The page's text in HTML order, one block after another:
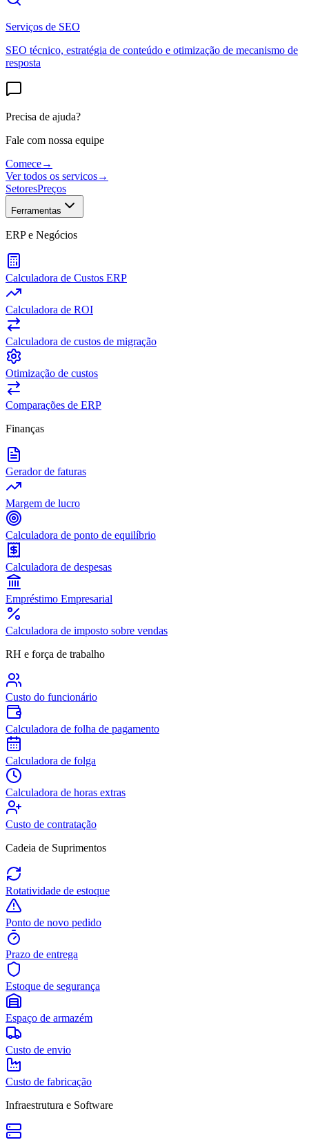
Serviços de SEO
SEO técnico, estratégia de conteúdo e otimização de mecanismo de
resposta
Precisa de ajuda?
Fale com nossa equipe
Comece→
Ver todos os servicos→
SetoresPreços
Ferramentas
ERP e Negócios
Calculadora de Custos ERP
Calculadora de ROI
Calculadora de custos de migração
Otimização de custos
Comparações de ERP
Finanças
Gerador de faturas
Margem de lucro
Calculadora de ponto de equilíbrio
Calculadora de despesas
Empréstimo Empresarial
Calculadora de imposto sobre vendas
RH e força de trabalho
Custo do funcionário
Calculadora de folha de pagamento
Calculadora de folga
Calculadora de horas extras
Custo de contratação
Cadeia de Suprimentos
Rotatividade de estoque
Ponto de novo pedido
Prazo de entrega
Estoque de segurança
Espaço de armazém
Custo de envio
Custo de fabricação
Infraestrutura e Software